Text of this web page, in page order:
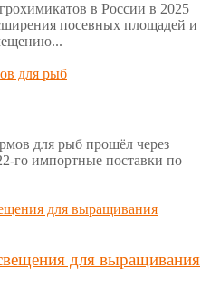
в России в 2025
посевных площадей и
для рыб прошёл через
го импортные поставки по
для выращивания